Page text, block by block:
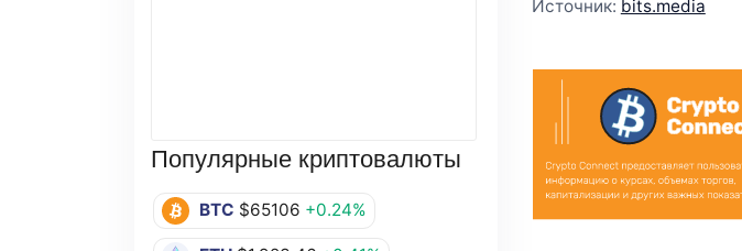
Популярные криптовалюты
BTC $65106 +0.24%
Источник: bits.media